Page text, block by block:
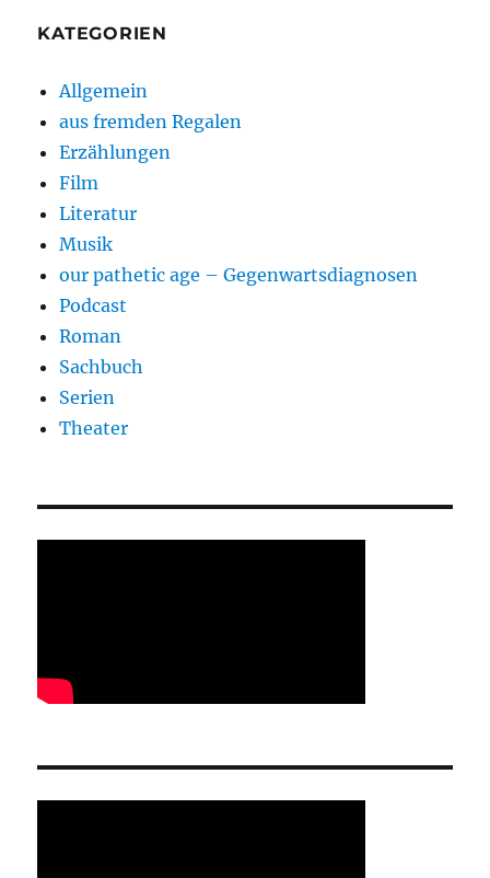
KATEGORIEN
Allgemein
aus fremden Regalen
Erzählungen
Film
Literatur
Musik
our pathetic age – Gegenwartsdiagnosen
Podcast
Roman
Sachbuch
Serien
Theater